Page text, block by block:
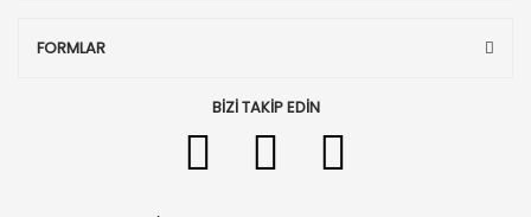
FORMLAR
BİZİ TAKİP EDİN